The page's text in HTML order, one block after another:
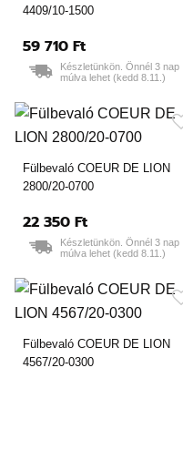
4409/10-1500
59 710 Ft
Készletünkön. Önnél 3 nap
múlva lehet (kedd 8.11.)
Fülbevaló COEUR DE LION
2800/20-0700
22 350 Ft
Készletünkön. Önnél 3 nap
múlva lehet (kedd 8.11.)
Fülbevaló COEUR DE LION
4567/20-0300